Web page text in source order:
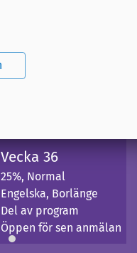
Vecka 36
25%, Normal
Engelska, Borlänge
Del av program
Öppen för sen anmälan